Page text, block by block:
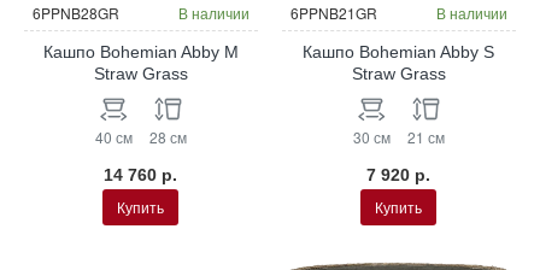
6PPNB28GR В наличии
Кашпо Bohemian Abby M
Straw Grass
40 см 28 см
14 760 р.
Купить
6PPNB21GR В наличии
Кашпо Bohemian Abby S
Straw Grass
30 см 21 см
7 920 р.
Купить